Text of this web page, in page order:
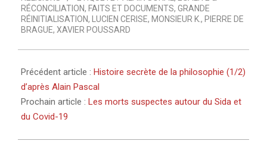
RÉCONCILIATION, FAITS ET DOCUMENTS, GRANDE
RÉINITIALISATION, LUCIEN CERISE, MONSIEUR K., PIERRE DE
BRAGUE, XAVIER POUSSARD
Précédent article : Histoire secrète de la philosophie (1/2)
d’après Alain Pascal
Prochain article : Les morts suspectes autour du Sida et
du Covid-19